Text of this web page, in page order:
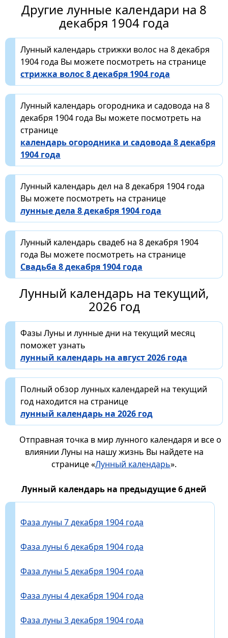
Другие лунные календари на 8
декабря 1904 года
Лунный календарь стрижки волос на 8 декабря
1904 года Вы можете посмотреть на странице
стрижка волос 8 декабря 1904 года
Лунный календарь огородника и садовода на 8
декабря 1904 года Вы можете посмотреть на
странице
календарь огородника и садовода 8 декабря
1904 года
Лунный календарь дел на 8 декабря 1904 года
Вы можете посмотреть на странице
лунные дела 8 декабря 1904 года
Лунный календарь свадеб на 8 декабря 1904
года Вы можете посмотреть на странице
Свадьба 8 декабря 1904 года
Лунный календарь на текущий,
2026 год
Фазы Луны и лунные дни на текущий месяц
поможет узнать
лунный календарь на август 2026 года
Полный обзор лунных календарей на текущий
год находится на странице
лунный календарь на 2026 год
Отправная точка в мир лунного календаря и все о
влиянии Луны на нашу жизнь Вы найдете на
странице «Лунный календарь».
Лунный календарь на предыдущие 6 дней
Фаза луны 7 декабря 1904 года
Фаза луны 6 декабря 1904 года
Фаза луны 5 декабря 1904 года
Фаза луны 4 декабря 1904 года
Фаза луны 3 декабря 1904 года